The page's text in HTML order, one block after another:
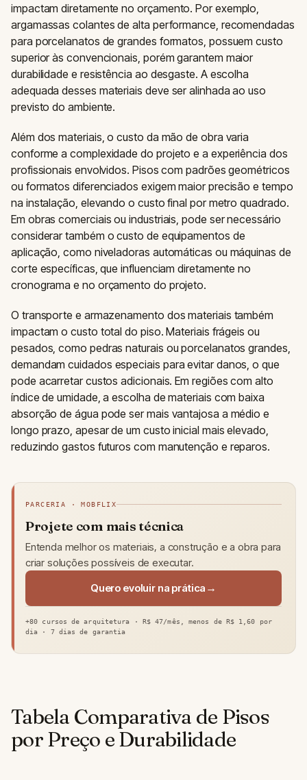
impactam diretamente no orçamento. Por exemplo,
argamassas colantes de alta performance, recomendadas
para porcelanatos de grandes formatos, possuem custo
superior às convencionais, porém garantem maior
durabilidade e resistência ao desgaste. A escolha
adequada desses materiais deve ser alinhada ao uso
previsto do ambiente.
Além dos materiais, o custo da mão de obra varia
conforme a complexidade do projeto e a experiência dos
profissionais envolvidos. Pisos com padrões geométricos
ou formatos diferenciados exigem maior precisão e tempo
na instalação, elevando o custo final por metro quadrado.
Em obras comerciais ou industriais, pode ser necessário
considerar também o custo de equipamentos de
aplicação, como niveladoras automáticas ou máquinas de
corte específicas, que influenciam diretamente no
cronograma e no orçamento do projeto.
O transporte e armazenamento dos materiais também
impactam o custo total do piso. Materiais frágeis ou
pesados, como pedras naturais ou porcelanatos grandes,
demandam cuidados especiais para evitar danos, o que
pode acarretar custos adicionais. Em regiões com alto
índice de umidade, a escolha de materiais com baixa
absorção de água pode ser mais vantajosa a médio e
longo prazo, apesar de um custo inicial mais elevado,
reduzindo gastos futuros com manutenção e reparos.
PARCERIA · MOBFLIX
Projete com mais técnica
Entenda melhor os materiais, a construção e a obra para
criar soluções possíveis de executar.
Quero evoluir na prática
+80 cursos de arquitetura · R$ 47/mês, menos de R$ 1,60 por
dia · 7 dias de garantia
Tabela Comparativa de Pisos
por Preço e Durabilidade